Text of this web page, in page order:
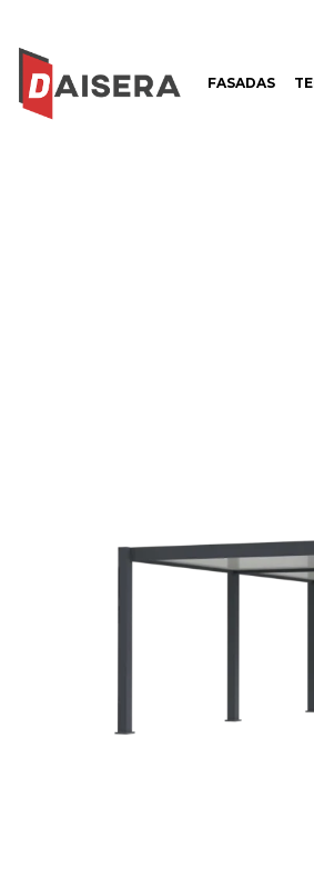
FASADAS